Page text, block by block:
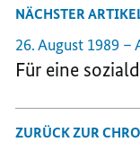
NÄCHSTER
26. August 1989
Für eine
ZURÜCK ZUR